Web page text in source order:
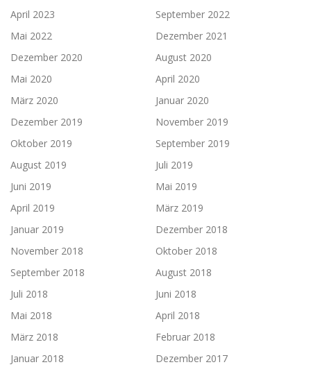
April 2023
September 2022
Mai 2022
Dezember 2021
Dezember 2020
August 2020
Mai 2020
April 2020
März 2020
Januar 2020
Dezember 2019
November 2019
Oktober 2019
September 2019
August 2019
Juli 2019
Juni 2019
Mai 2019
April 2019
März 2019
Januar 2019
Dezember 2018
November 2018
Oktober 2018
September 2018
August 2018
Juli 2018
Juni 2018
Mai 2018
April 2018
März 2018
Februar 2018
Januar 2018
Dezember 2017